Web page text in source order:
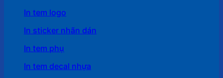
In tem logo
In sticker nhãn dán
In tem phụ
In tem decal nhựa